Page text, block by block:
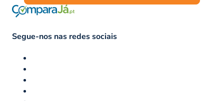
Segue-nos nas redes sociais